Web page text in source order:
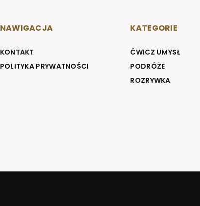
NAWIGACJA
KONTAKT
POLITYKA PRYWATNOŚCI
KATEGORIE
ĆWICZ UMYSŁ
PODRÓŻE
ROZRYWKA